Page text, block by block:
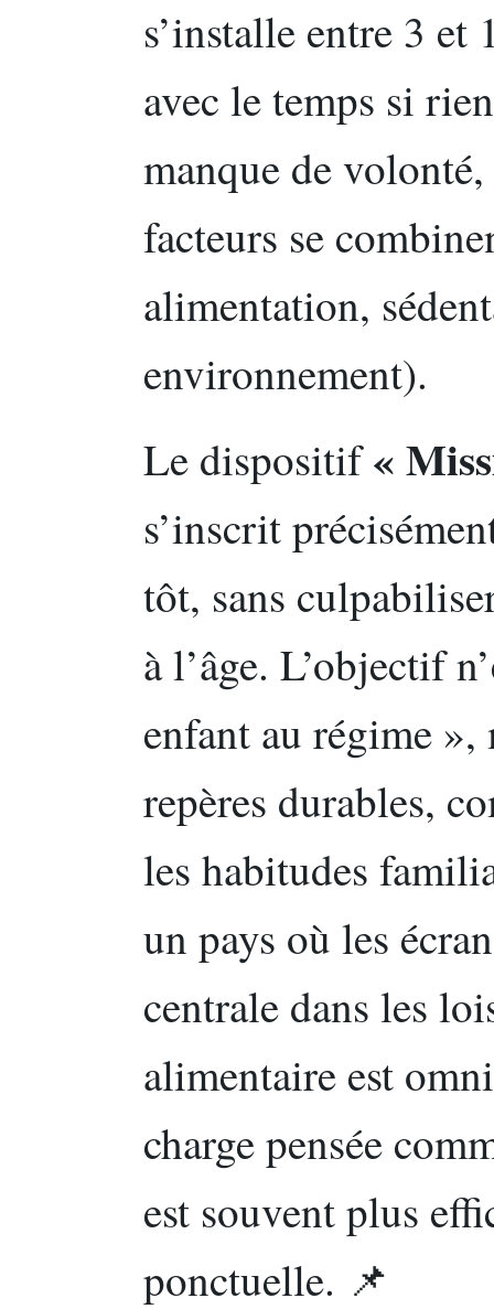
s’installe entre 3 et
avec le temps si
manque de
facteurs se
alimentation,
environnement).
Le dispositif«
s’inscrit
tôt, sans
à l’âge. L’objectif
enfant au régime »,
repères durables,
les habitudes
un pays où les
centrale dans les
alimentaire est
charge pensée
est souvent plus
ponctuelle. 📌